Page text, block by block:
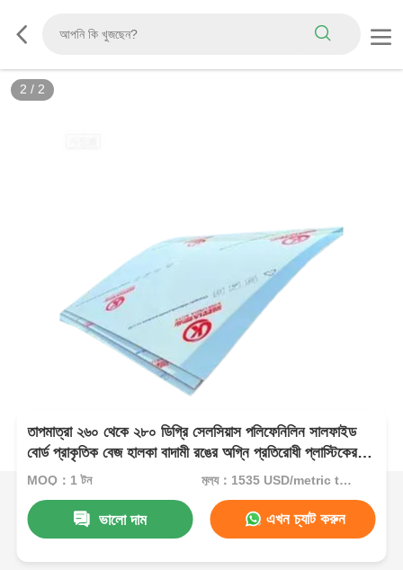
2 / 2
তাপমাত্রা ২৬০ থেকে ২৮০ ডিগ্রি সেলসিয়াস পলিফেনিলিন সালফাইড
বোর্ড প্রাকৃতিক বেজ হালকা বাদামী রঙের অগ্নি প্রতিরোধী প্লাস্টিকের
শীট
MOQ：1 টন মূল্য：1535 USD/metric ton (current price)
ভালো দাম এখন চ্যাট করুন